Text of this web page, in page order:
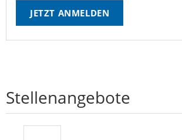
JETZT ANMELDEN
Stellenangebote